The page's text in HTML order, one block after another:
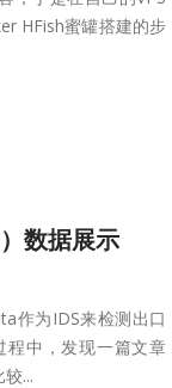
HFish蜜罐搭建的步
数据展示
作为IDS来检测出口
程中，发现一篇文章
...